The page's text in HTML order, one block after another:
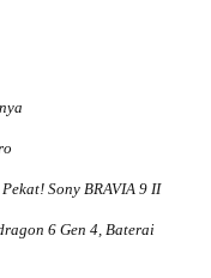
Sony BRAVIA 9 II
6 Gen 4, Baterai